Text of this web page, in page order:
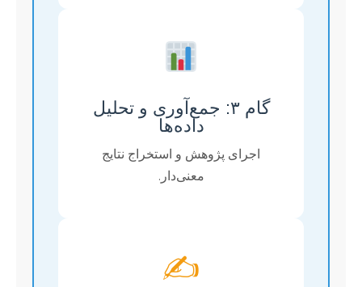
گام ۳: جمع‌آوری و تحلیل
داده‌ها
اجرای پژوهش و استخراج نتایج
معنی‌دار.
✍️